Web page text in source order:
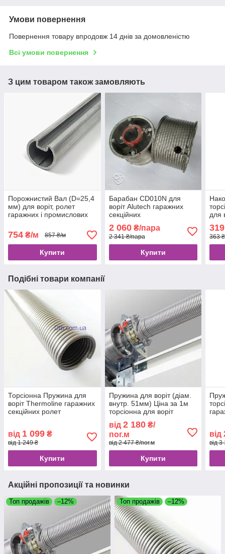
Умови повернення
Повернення товару впродовж 14 днів за домовленістю
Всі умови повернення
З цим товаром також замовляють
Порожнистий Вал (D=25,4
мм) для воріт, ролет
гаражних і промислових
754 ₴/м 857 ₴/м
Купити
Барабан CD010N для
воріт Alutech гаражних
секційних
2 060₴/пара
2 341 ₴/пара
Купити
для
319
363
Подібні товари компанії
Торсіонна Пружина для
воріт Thermoline гаражних
секційних ролет
від 1 099 ₴
від 1 249 ₴
Купити
Пружина для воріт (діам.
внутр. 51мм) Ціна за 1м
торсіонна для воріт
без наконечників
від 2 180₴/
пог.м
від 2 477 ₴/пог.м
Купити
від
від
Акційні пропозиції та новинки
Топ продажів –12% Топ продажів –12%